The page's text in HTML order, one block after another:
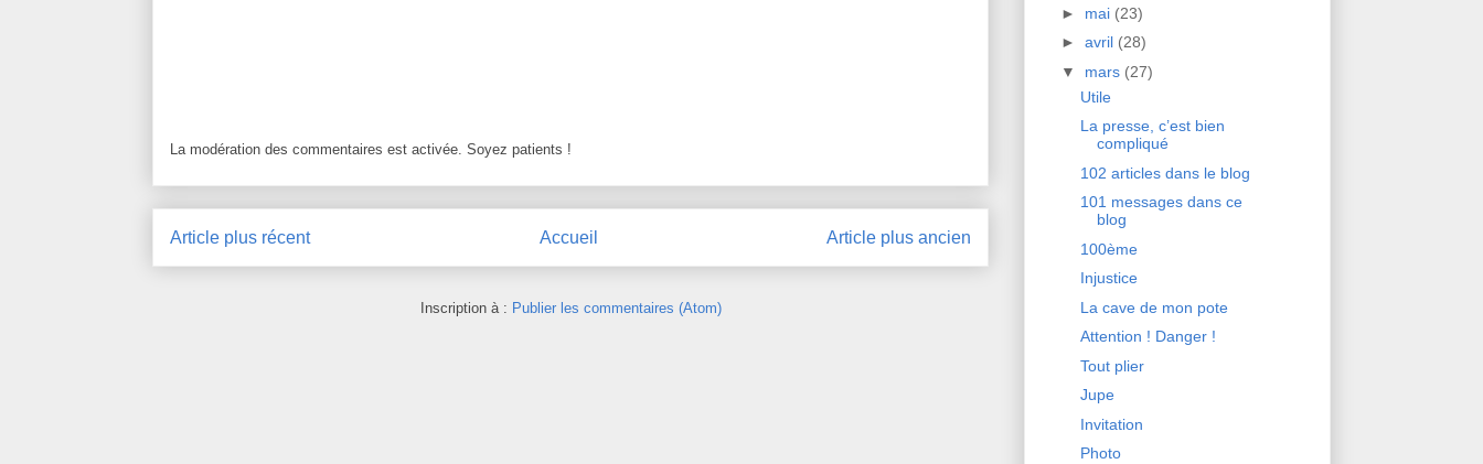
La modération des commentaires est activée. Soyez patients !
Article plus récent Article plus ancien
Accueil
Inscription à : Publier les commentaires (Atom)
► mai (23)
► avril (28)
▼ mars (27)
Utile
La presse, c’est bien
compliqué
102 articles dans le blog
101 messages dans ce
blog
100ème
Injustice
La cave de mon pote
Attention ! Danger !
Tout plier
Jupe
Invitation
Photo